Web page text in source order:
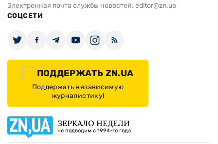
Электронная почта службы новостей: editor@zn.ua
СОЦСЕТИ
ПОДДЕРЖАТЬ ZN.UA
Поддержать независимую
журналистику!
ЗЕРКАЛО НЕДЕЛИ
не подводим с 1994-го года